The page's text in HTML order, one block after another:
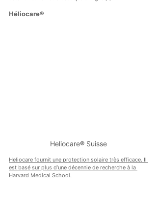
Héliocare®
Heliocare® Suisse
Heliocare fournit une protection solaire très efficace. Il
est basé sur plus d’une décennie de recherche à la
Harvard Medical School.